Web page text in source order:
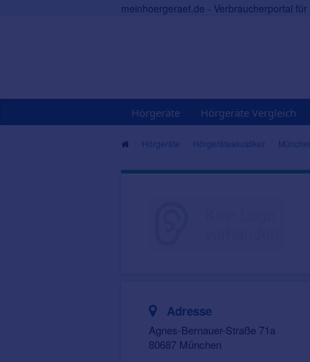
meinhoergeraet.de - Verbraucherportal
Hörgeräte Hörgeräte Vergleich
Hörgeräte Hörgeräteakustiker
Adresse
Agnes-Bernauer-Straße 71a
80687 München